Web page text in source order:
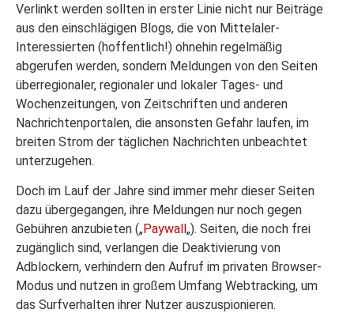
Verlinkt werden sollten in erster Linie nicht nur Beiträge
aus den einschlägigen Blogs, die von Mittelaler-
Interessierten (hoffentlich!) ohnehin regelmäßig
abgerufen werden, sondern Meldungen von den Seiten
überregionaler, regionaler und lokaler Tages- und
Wochenzeitungen, von Zeitschriften und anderen
Nachrichtenportalen, die ansonsten Gefahr laufen, im
breiten Strom der täglichen Nachrichten unbeachtet
unterzugehen.
Doch im Lauf der Jahre sind immer mehr dieser Seiten
dazu übergegangen, ihre Meldungen nur noch gegen
Gebühren anzubieten („Paywall„). Seiten, die noch frei
zugänglich sind, verlangen die Deaktivierung von
Adblockern, verhindern den Aufruf im privaten Browser-
Modus und nutzen in großem Umfang Webtracking, um
das Surfverhalten ihrer Nutzer auszuspionieren.